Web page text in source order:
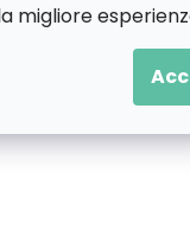
migliore